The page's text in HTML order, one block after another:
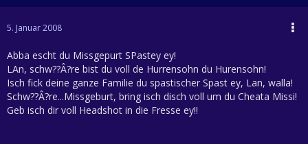
5. Januar 2008
Abba escht du Missgepurt SPastey ey!
LAn, schw??Â?re bist du voll de Hurrensohn du Hurensohn!
Isch fick deine ganze Familie du spastischer Spast ey, Lan, walla!
Schw??Â?re...Missgeburt, bring isch disch voll um du Cheata Missi!
Geb isch dir voll Headshot in die Fresse ey!!